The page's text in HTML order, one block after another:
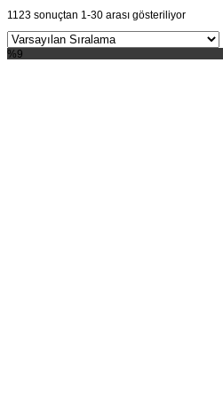
1123 sonuçtan 1-30 arası gösteriliyor
%9